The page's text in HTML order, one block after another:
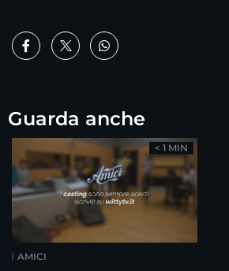
Guarda anche
AMICI
< 1 MIN